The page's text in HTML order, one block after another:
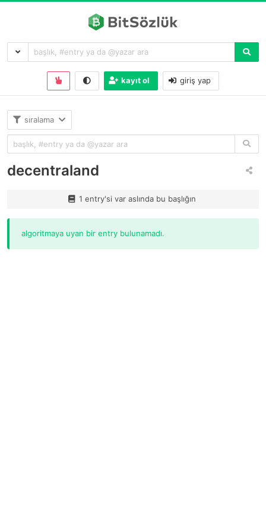
kayıt ol giriş yap
sıralama
decentraland
1 entry'si var aslında bu başlığın
algoritmaya uyan bir entry bulunamadı.